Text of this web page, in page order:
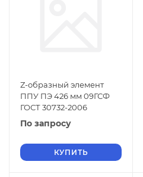
Z-образный элемент
ППУ ПЭ 426 мм 09ГСФ
ГОСТ 30732-2006
По запросу
КУПИТЬ